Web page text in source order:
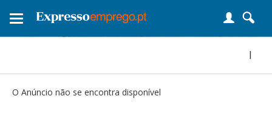
Toggle
|
O Anúncio não se encontra disponível